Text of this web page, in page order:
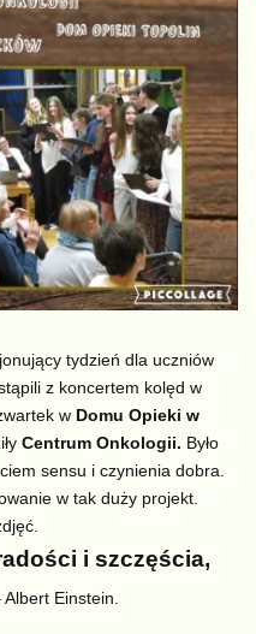
tydzień dla uczniów
z koncertem kolęd w
w Domu Opieki w
Centrum Onkologii. Było
sensu i czynienia dobra.
w tak duży projekt.
i szczęścia,
Albert Einstein.